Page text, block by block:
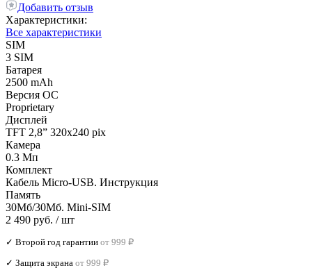
Добавить отзыв
Характеристики:
Все характеристики
SIM
3 SIM
Батарея
2500 mAh
Версия ОС
Proprietary
Дисплей
TFT 2,8” 320x240 pix
Камера
0.3 Мп
Комплект
Кабель Micro-USB. Инструкция
Память
30Мб/30Мб. Mini-SIM
2 490 руб. / шт
✓ Второй год гарантии от 999 ₽
✓ Защита экрана от 999 ₽